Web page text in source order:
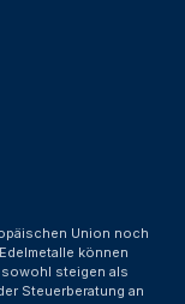
Union noch
können
sowohl steigen als
Steuerberatung an